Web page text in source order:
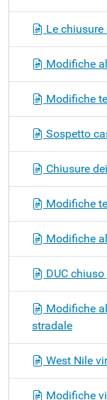
Le
Modifiche
Modifiche
Sospetto
Chiusure
Modifiche
Modifiche
DUC
Modifiche
stradale
West Nile
Modifiche